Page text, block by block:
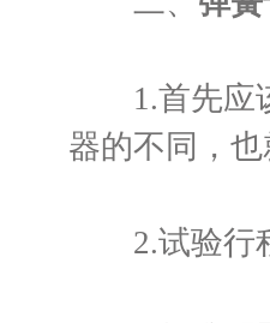
1.首先应该
器的不同，
2.试验行程